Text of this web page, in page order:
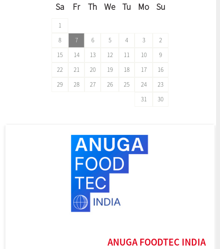
Su
Mo
Tu
We
Th
Fr
Sa
10
11
12
13
14
15
16
17
18
19
20
21
22
23
24
25
26
27
28
29
30
31
ANUGA FOODTEC INDIA